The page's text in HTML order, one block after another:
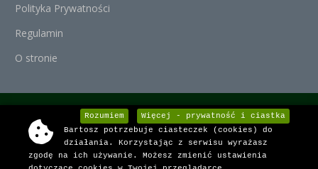
Polityka Prywatności
Regulamin
O stronie
© Michał Nedoszytko 2026, Wszystkie prawa zastrzeżone.
Informacje o lekach dostarcza:
Rozumiem
Więcej - prywatność i ciastka
Bartosz potrzebuje ciasteczek (cookies) do
działania. Korzystając z serwisu wyrażasz
zgodę na ich używanie. Możesz zmienić ustawienia